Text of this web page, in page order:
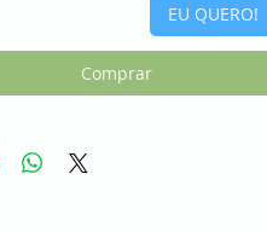
EU QUERO!
Comprar